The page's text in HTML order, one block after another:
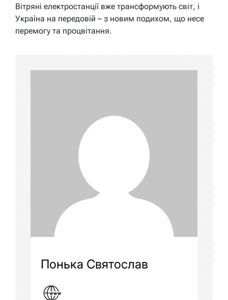
Вітряні електростанції вже трансформують світ, і
Україна на передовій – з новим подихом, що несе
перемогу та процвітання.
Понька Святослав